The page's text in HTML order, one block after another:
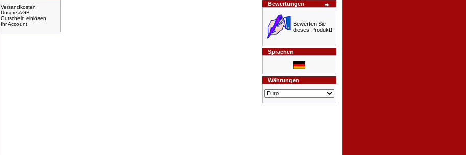
Versandkosten
Unsere AGB
Gutschein einlösen
Ihr Account
Bewertungen
Bewerten Sie
dieses Produkt!
Sprachen
Währungen